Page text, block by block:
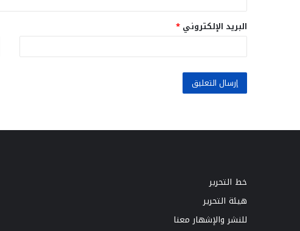
البريد الإلكتروني *
خط التحرير
هيئة التحرير
للنشر والإشهار معنا